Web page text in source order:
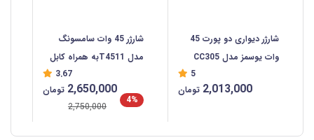
شارژر دیواری دو پورت 45
وات یوسمز مدل CC305
5
2,013,000 تومان
شارژر 45 وات سامسونگ
مدل T4511به همراه کابل
3.67
4%
2,650,000 تومان
2,750,000